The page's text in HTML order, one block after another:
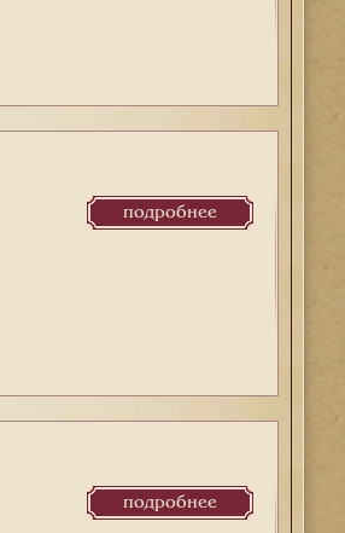
подробнее
подробнее